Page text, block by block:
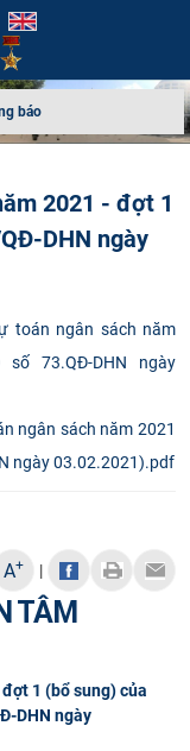
báo
2021 - đợt 1
DHN ngày
ngân sách năm 2021
ngày 03.02.2021).pdf
A+ |
TÂM
1 (bổ sung) của
DHN ngày